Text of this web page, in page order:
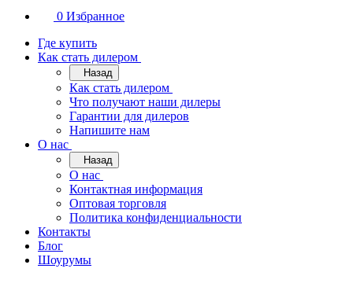
0 Избранное
Где купить
Как стать дилером
Назад
Как стать дилером
Что получают наши дилеры
Гарантии для дилеров
Напишите нам
О нас
Назад
О нас
Контактная информация
Оптовая торговля
Политика конфиденциальности
Контакты
Блог
Шоурумы